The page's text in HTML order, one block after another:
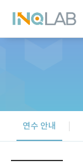
연수 안내